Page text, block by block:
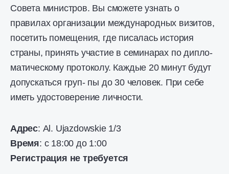
Совета министров. Вы сможете узнать о
правилах организации международных визитов,
посетить помещения, где писалась история
страны, принять участие в семинарах по дипло-
матическому протоколу. Каждые 20 минут будут
допускаться груп- пы до 30 человек. При себе
иметь удостоверение личности.
Адрес: Al. Ujazdowskie 1/3
Время: с 18:00 до 1:00
Регистрация не требуется